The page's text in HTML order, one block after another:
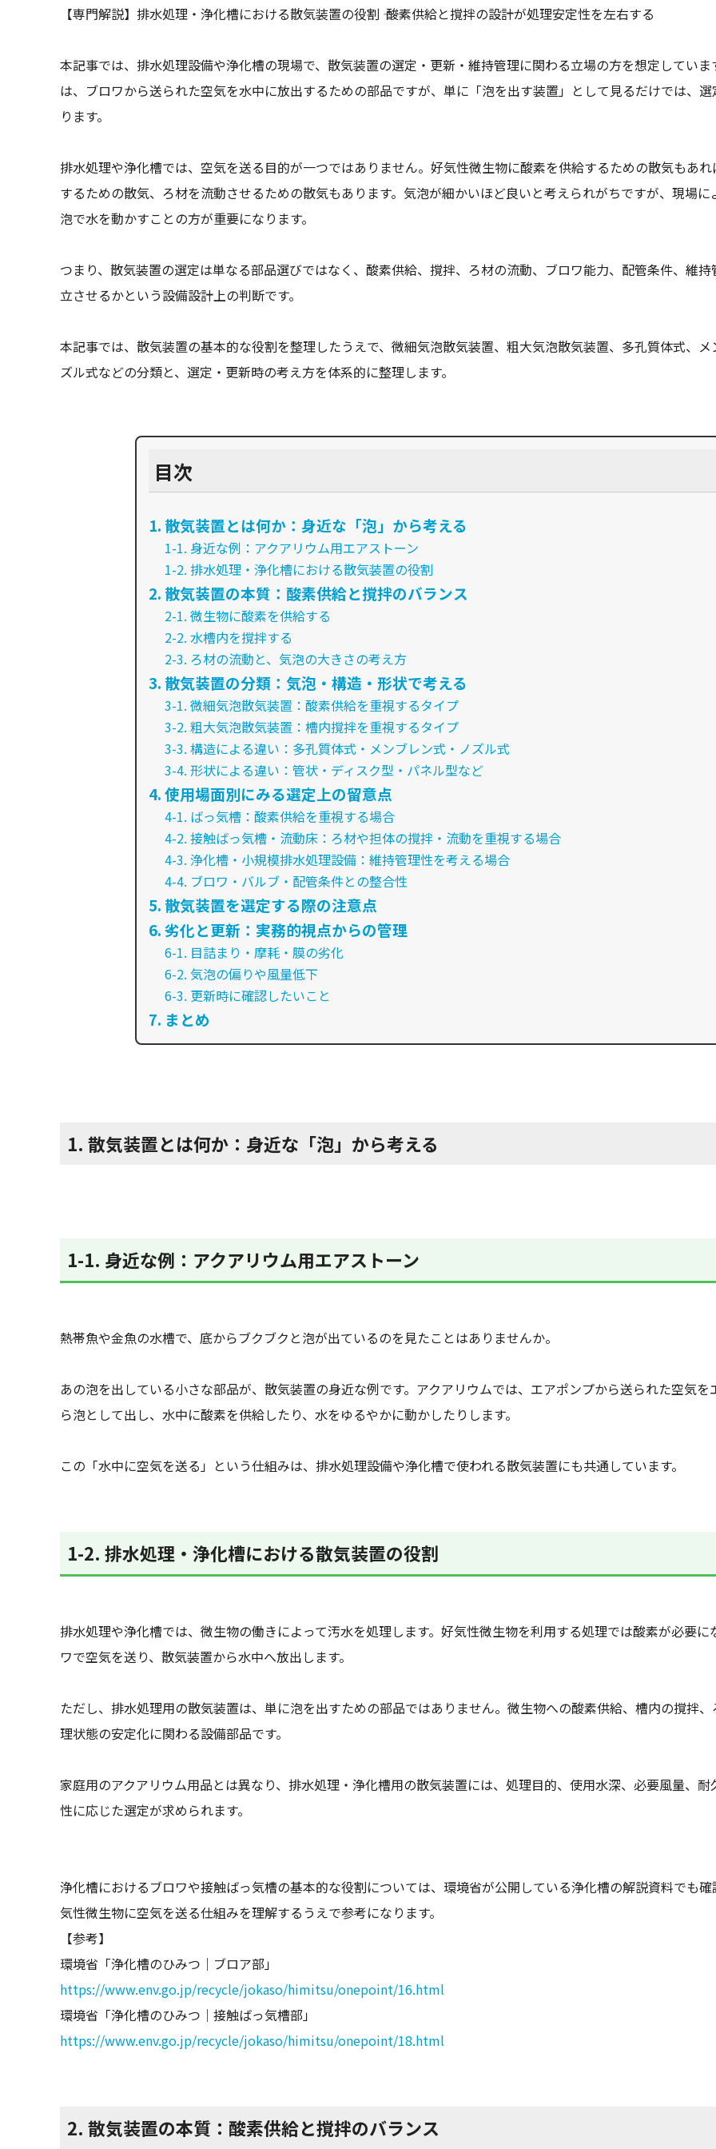
【専門解説】排水処理・浄化槽における散気装置の役割 ―― 酸素供給と撹拌の設計が処理安定性を左右する
本記事では、排水処理設備や浄化槽の現場で、散気装置の選定・更新・維持管理に関わる立場の方を想定していま
は、ブロワから送られた空気を水中に放出するための部品ですが、単に「泡を出す装置」として見るだけでは、
ります。
排水処理や浄化槽では、空気を送る目的が一つではありません。好気性微生物に酸素を供給するための散気もあ
するための散気、ろ材を流動させるための散気もあります。気泡が細かいほど良いと考えられがちですが、現場に
泡で水を動かすことの方が重要になります。
つまり、散気装置の選定は単なる部品選びではなく、酸素供給、撹拌、ろ材の流動、ブロワ能力、配管条件、維
立させるかという設備設計上の判断です。
本記事では、散気装置の基本的な役割を整理したうえで、微細気泡散気装置、粗大気泡散気装置、多孔質体式、メ
ズル式などの分類と、選定・更新時の考え方を体系的に整理します。
目次
1. 散気装置とは何か：身近な「泡」から考える
1-1. 身近な例：アクアリウム用エアストーン
1-2. 排水処理・浄化槽における散気装置の役割
2. 散気装置の本質：酸素供給と撹拌のバランス
2-1. 微生物に酸素を供給する
2-2. 水槽内を撹拌する
2-3. ろ材の流動と、気泡の大きさの考え方
3. 散気装置の分類：気泡・構造・形状で考える
3-1. 微細気泡散気装置：酸素供給を重視するタイプ
3-2. 粗大気泡散気装置：槽内撹拌を重視するタイプ
3-3. 構造による違い：多孔質体式・メンブレン式・ノズル式
3-4. 形状による違い：管状・ディスク型・パネル型など
4. 使用場面別にみる選定上の留意点
4-1. ばっ気槽：酸素供給を重視する場合
4-2. 接触ばっ気槽・流動床：ろ材や担体の撹拌・流動を重視する場合
4-3. 浄化槽・小規模排水処理設備：維持管理性を考える場合
4-4. ブロワ・バルブ・配管条件との整合性
5. 散気装置を選定する際の注意点
6. 劣化と更新：実務的視点からの管理
6-1. 目詰まり・摩耗・膜の劣化
6-2. 気泡の偏りや風量低下
6-3. 更新時に確認したいこと
7. まとめ
1. 散気装置とは何か：身近な「泡」から考える
1-1. 身近な例：アクアリウム用エアストーン
熱帯魚や金魚の水槽で、底からブクブクと泡が出ているのを見たことはありませんか。
あの泡を出している小さな部品が、散気装置の身近な例です。アクアリウムでは、エアポンプから送られた空気を
ら泡として出し、水中に酸素を供給したり、水をゆるやかに動かしたりします。
この「水中に空気を送る」という仕組みは、排水処理設備や浄化槽で使われる散気装置にも共通しています。
1-2. 排水処理・浄化槽における散気装置の役割
排水処理や浄化槽では、微生物の働きによって汚水を処理します。好気性微生物を利用する処理では酸素が必要に
ワで空気を送り、散気装置から水中へ放出します。
ただし、排水処理用の散気装置は、単に泡を出すための部品ではありません。微生物への酸素供給、槽内の撹拌
理状態の安定化に関わる設備部品です。
家庭用のアクアリウム用品とは異なり、排水処理・浄化槽用の散気装置には、処理目的、使用水深、必要風量、耐
性に応じた選定が求められます。
浄化槽におけるブロワや接触ばっ気槽の基本的な役割については、環境省が公開している浄化槽の解説資料でも確
気性微生物に空気を送る仕組みを理解するうえで参考になります。
【参考】
環境省「浄化槽のひみつ｜ブロア部」
https://www.env.go.jp/recycle/jokaso/himitsu/onepoint/16.html
環境省「浄化槽のひみつ｜接触ばっ気槽部」
https://www.env.go.jp/recycle/jokaso/himitsu/onepoint/18.html
2. 散気装置の本質：酸素供給と撹拌のバランス